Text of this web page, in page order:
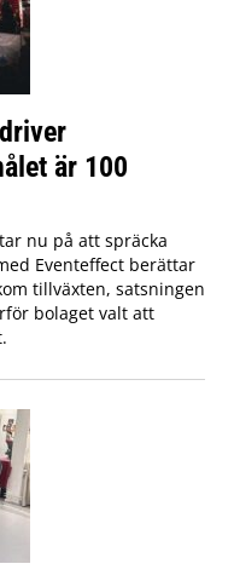
är 100
nu på att spräcka
Eventeffect berättar
tillväxten, satsningen
bolaget valt att